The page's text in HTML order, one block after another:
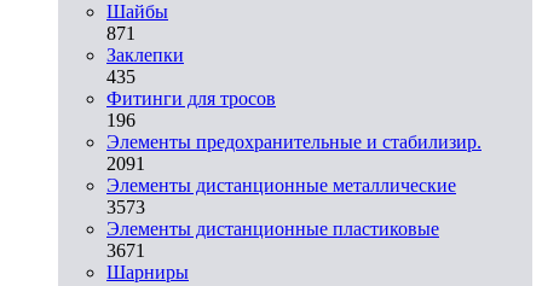
Шайбы
871
Заклепки
435
Фитинги для тросов
196
Элементы предохранительные и стабилизир.
2091
Элементы дистанционные металлические
3573
Элементы дистанционные пластиковые
3671
Шарниры